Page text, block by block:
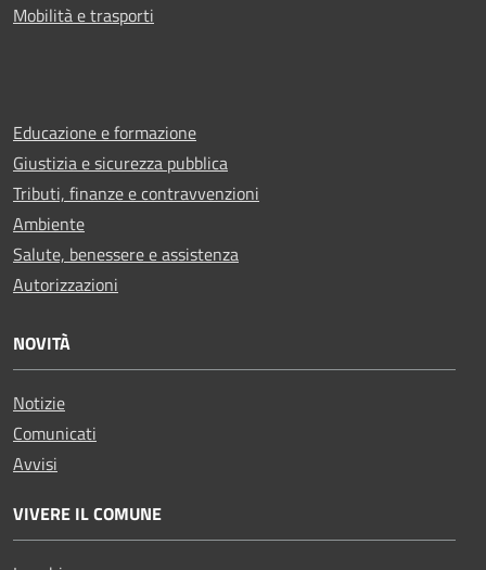
Mobilità e trasporti
Educazione e formazione
Giustizia e sicurezza pubblica
Tributi, finanze e contravvenzioni
Ambiente
Salute, benessere e assistenza
Autorizzazioni
NOVITÀ
Notizie
Comunicati
Avvisi
VIVERE IL COMUNE